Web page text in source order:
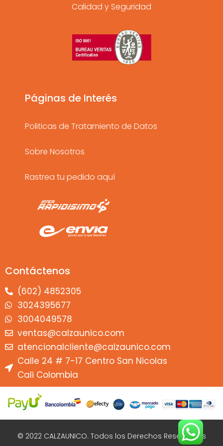
s
t
a
g
a
m
c
e
b
o
k
u
t
b
Calidad y Seguridad
Páginas de Interés
Politicas de Tratamiento de Datos
Sobre Nosotros
Rastrea tu pedido aquí
Contáctenos
(602) 4852305
3024395677
3004049578
ventas@calzaunico.com
atencionalcliente@calzaunico.com
Calle 24 # 7-17 Centro San Nicolas
Cali Colombia
© 2022 CALZAUNICO. Todos los Derechos Reservados